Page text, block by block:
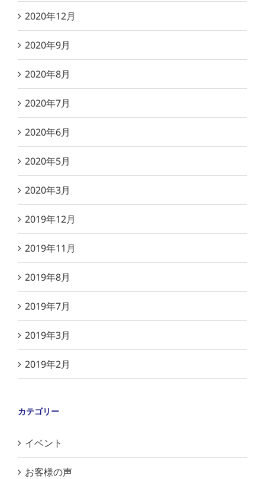
2020年12月
2020年9月
2020年8月
2020年7月
2020年6月
2020年5月
2020年3月
2019年12月
2019年11月
2019年8月
2019年7月
2019年3月
2019年2月
カテゴリー
イベント
お客様の声